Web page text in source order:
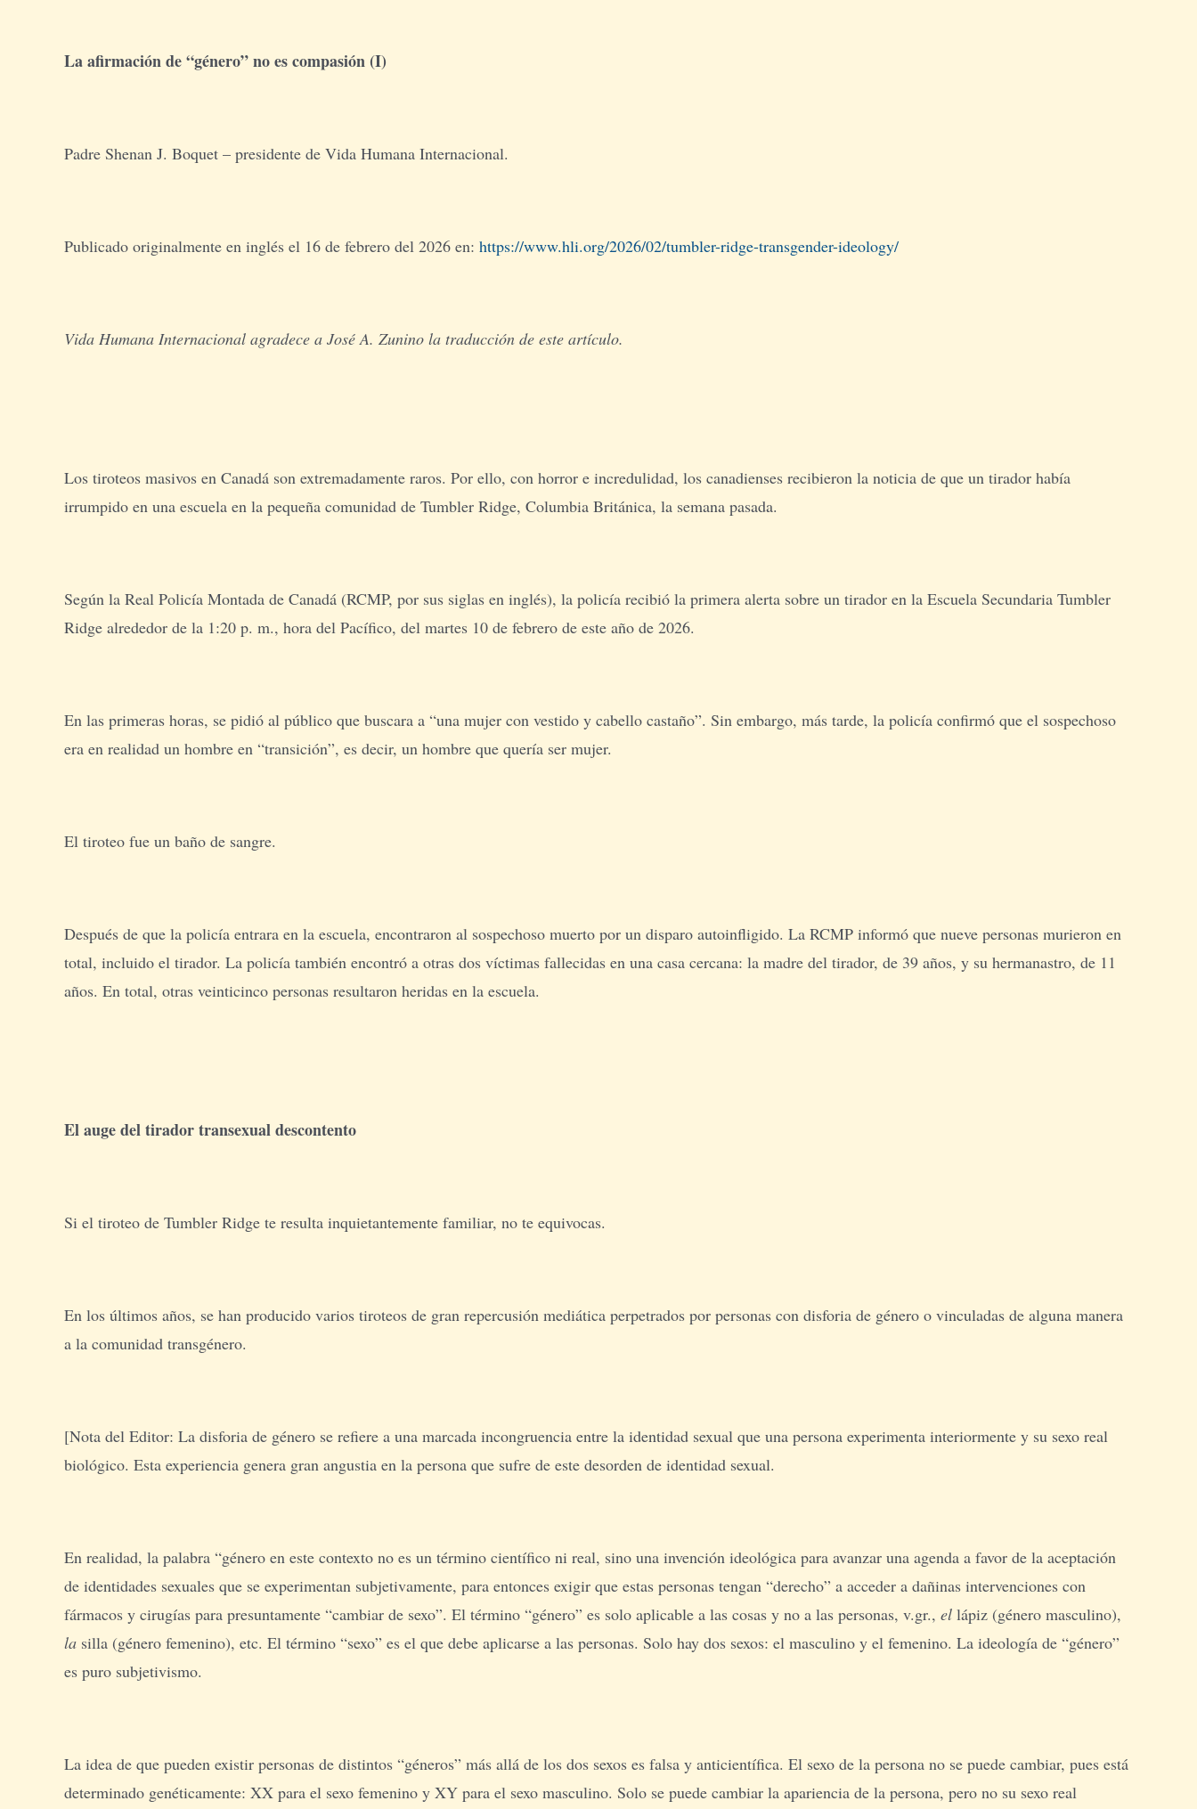
La afirmación de “género” no es compasión (I)
Padre Shenan J. Boquet – presidente de Vida Humana Internacional.
Publicado originalmente en inglés el 16 de febrero del 2026 en: https://www.hli.org/2026/02/tumbler-ridge-transgender-ideology/
Vida Humana Internacional agradece a José A. Zunino la traducción de este artículo.
Los tiroteos masivos en Canadá son extremadamente raros. Por ello, con horror e incredulidad, los canadienses recibieron la noticia de que un tirador había
irrumpido en una escuela en la pequeña comunidad de Tumbler Ridge, Columbia Británica, la semana pasada.
Según la Real Policía Montada de Canadá (RCMP, por sus siglas en inglés), la policía recibió la primera alerta sobre un tirador en la Escuela Secundaria Tumbler
Ridge alrededor de la 1:20 p. m., hora del Pacífico, del martes 10 de febrero de este año de 2026.
En las primeras horas, se pidió al público que buscara a “una mujer con vestido y cabello castaño”. Sin embargo, más tarde, la policía confirmó que el sospechoso
era en realidad un hombre en “transición”, es decir, un hombre que quería ser mujer.
El tiroteo fue un baño de sangre.
Después de que la policía entrara en la escuela, encontraron al sospechoso muerto por un disparo autoinfligido. La RCMP informó que nueve personas murieron en
total, incluido el tirador. La policía también encontró a otras dos víctimas fallecidas en una casa cercana: la madre del tirador, de 39 años, y su hermanastro, de 11
años. En total, otras veinticinco personas resultaron heridas en la escuela.
El auge del tirador transexual descontento
Si el tiroteo de Tumbler Ridge te resulta inquietantemente familiar, no te equivocas.
En los últimos años, se han producido varios tiroteos de gran repercusión mediática perpetrados por personas con disforia de género o vinculadas de alguna manera
a la comunidad transgénero.
[Nota del Editor: La disforia de género se refiere a una marcada incongruencia entre la identidad sexual que una persona experimenta interiormente y su sexo real
biológico. Esta experiencia genera gran angustia en la persona que sufre de este desorden de identidad sexual.
En realidad, la palabra “género en este contexto no es un término científico ni real, sino una invención ideológica para avanzar una agenda a favor de la aceptación
de identidades sexuales que se experimentan subjetivamente, para entonces exigir que estas personas tengan “derecho” a acceder a dañinas intervenciones con
fármacos y cirugías para presuntamente “cambiar de sexo”. El término “género” es solo aplicable a las cosas y no a las personas, v.gr., ellápiz (género masculino),
lasilla (género femenino), etc. El término “sexo” es el que debe aplicarse a las personas. Solo hay dos sexos: el masculino y el femenino. La ideología de “género”
es puro subjetivismo.
La idea de que pueden existir personas de distintos “géneros” más allá de los dos sexos es falsa y anticientífica. El sexo de la persona no se puede cambiar, pues está
determinado genéticamente: XX para el sexo femenino y XY para el sexo masculino. Solo se puede cambiar la apariencia de la persona, pero no su sexo real